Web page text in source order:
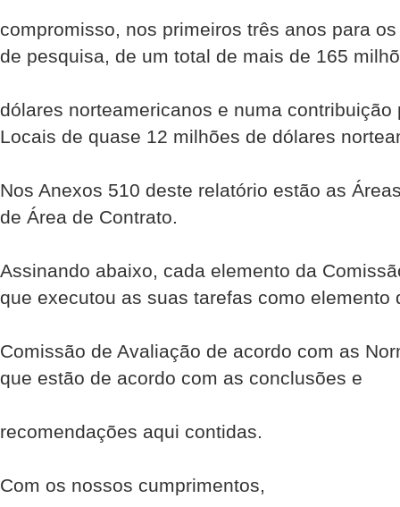
compromisso, nos primeiros três anos para
de pesquisa, de um total de mais de 165
dólares norte­americanos e numa contribuição
Locais de quase 12 milhões de dólares
Nos Anexos 5­10 deste relatório estão as
de Área de Contrato.
Assinando abaixo, cada elemento da
que executou as suas tarefas como elemento
Comissão de Avaliação de acordo com as
que estão de acordo com as conclusões e
recomendações aqui contidas.
Com os nossos cumprimentos,